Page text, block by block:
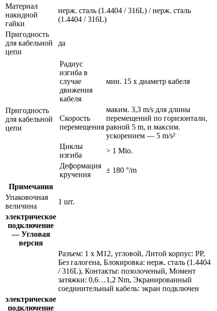
Материал
накидной
гайки
нерж. сталь (1.4404 / 316L) / нерж. сталь
(1.4404 / 316L)
Пригодность
для кабельной
цепи
да
Пригодность
для кабельной
цепи
Радиус
изгиба в
случае
движения
кабеля
мин. 15 x диаметр кабеля
Скорость
перемещения
маким. 3,3 m/s для длины
перемещений по горизонтали,
равной 5 m, и максим.
ускорением — 5 m/s²
Циклы
изгиба
> 1 Mio.
Деформация
кручения
± 180 °/m
Примечания
Упаковочная
величина
1 шт.
электрическое
подключение
— Угловая
версия
Разъем: 1 x M12, угловой, Литой корпус: PP,
Без галогена, Блокировка: нерж. сталь (1.4404
/ 316L), Контакты: позолоченый, Момент
затяжки: 0,6…1,2 Nm, Экранированный
соединительный кабель: экран подключен
электрическое
подключение